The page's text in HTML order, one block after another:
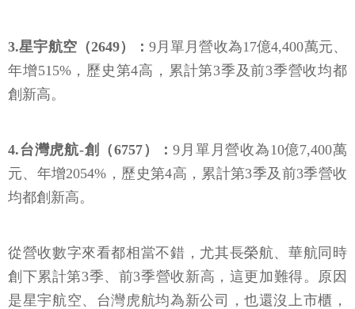
3.星宇航空（2649）： 9月單月營收為17億4,400萬元、
年增515%，歷史第4高，累計第3季及前3季營收均都
創新高。
4.台灣虎航-創（6757）：9月單月營收為10億7,400萬
元、年增2054%，歷史第4高，累計第3季及前3季營收
均都創新高。
從營收數字來看都相當不錯，尤其長榮航、華航同時
創下累計第3季、前3季營收新高，這更加難得。原因
是星宇航空、台灣虎航均為新公司，也還沒上市櫃，